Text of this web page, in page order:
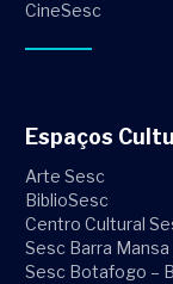
CineSesc
Espaços
Arte Sesc
BiblioSesc
Centro Cultural
Sesc Barra Mansa
Sesc Botafogo –